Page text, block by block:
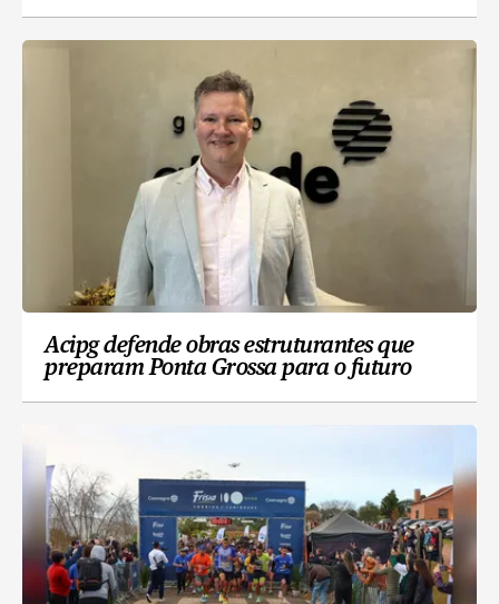
Acipg defende obras estruturantes que
preparam Ponta Grossa para o futuro